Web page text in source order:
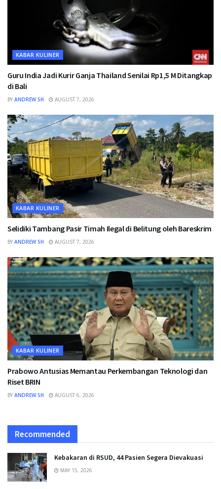
KABAR KULINER
Guru India Jadi Kurir Ganja Thailand Senilai Rp1,5 M Ditangkap
di Bali
BY ANDREW SH AUGUST 7, 2026
KABAR KULINER
Selidiki Tambang Pasir Timah Ilegal di Belitung oleh Bareskrim
BY ANDREW SH AUGUST 7, 2026
KABAR KULINER
Prabowo Antusias Memantau Perkembangan Teknologi dan
Riset BRIN
BY ANDREW SH AUGUST 6, 2026
Recommended
Kebakaran di RSUD, 44 Pasien Segera Dievakuasi
MAY 15, 2026